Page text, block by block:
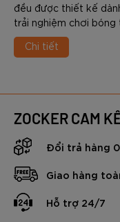
đều được thiết kế
trải nghiệm chơi
Chi tiết
ZOCKER CAM
Đổi trả hàng
Giao hàng
Hỗ trợ 24/7